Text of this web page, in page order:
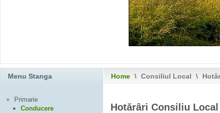
Home \ Consiliul Local \
Hotărâri Consiliu Local
Menu Stanga
Primarie
Conducere